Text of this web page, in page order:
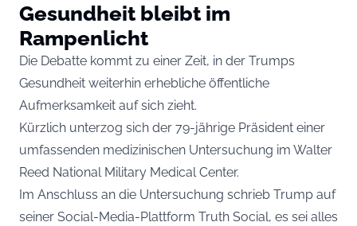
Gesundheit bleibt im
Rampenlicht
Die Debatte kommt zu einer Zeit, in der Trumps
Gesundheit weiterhin erhebliche öffentliche
Aufmerksamkeit auf sich zieht.
Kürzlich unterzog sich der 79-jährige Präsident einer
umfassenden medizinischen Untersuchung im Walter
Reed National Military Medical Center.
Im Anschluss an die Untersuchung schrieb Trump auf
seiner Social-Media-Plattform Truth Social, es sei alles